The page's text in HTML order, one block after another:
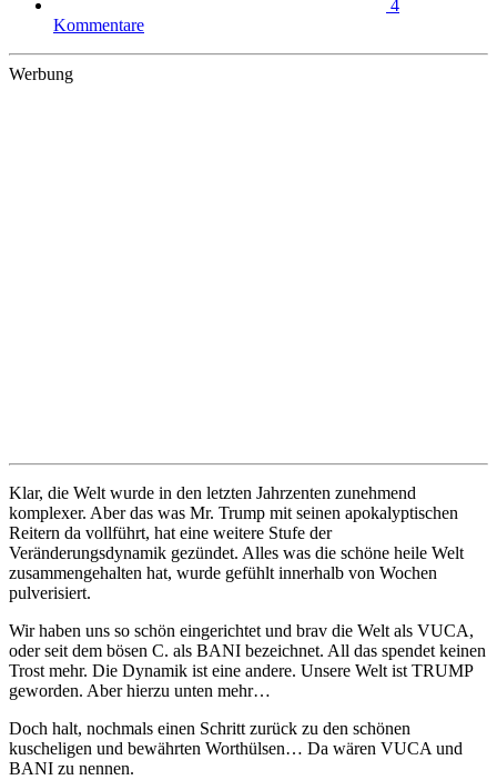
4
Kommentare
Werbung
Klar, die Welt wurde in den letzten Jahrzenten zunehmend
komplexer. Aber das was Mr. Trump mit seinen apokalyptischen
Reitern da vollführt, hat eine weitere Stufe der
Veränderungsdynamik gezündet. Alles was die schöne heile Welt
zusammengehalten hat, wurde gefühlt innerhalb von Wochen
pulverisiert.
Wir haben uns so schön eingerichtet und brav die Welt als VUCA,
oder seit dem bösen C. als BANI bezeichnet. All das spendet keinen
Trost mehr. Die Dynamik ist eine andere. Unsere Welt ist TRUMP
geworden. Aber hierzu unten mehr…
Doch halt, nochmals einen Schritt zurück zu den schönen
kuscheligen und bewährten Worthülsen… Da wären VUCA und
BANI zu nennen.